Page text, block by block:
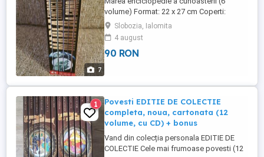
7
volume) Format: 22 x 27 cm Coperti:
cartonate Cartile sunt noi, necitite, nu sunt
patate, mazgalite. Se vand din lipsa de
spatiu si pentru ca mai avem o colectie
similara. Nota 10 din 10. Predare
Slobozia, Ialomita
4 august
90 RON
1
Povesti EDITIE DE COLECTIE
completa, noua, cartonata (12
volume, cu CD) + bonus
Vand din colecția personala EDITIE DE
COLECTIE Cele mai frumoase povesti (12